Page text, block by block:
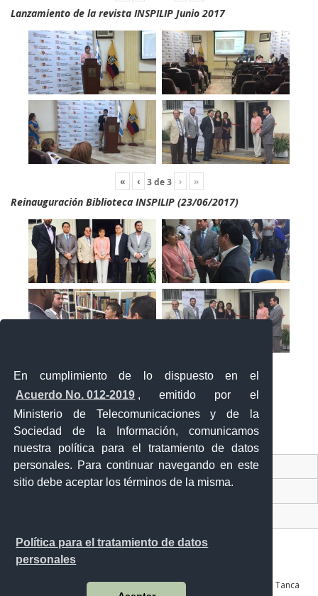
En cumplimiento de lo dispuesto en el
Acuerdo No. 012-2019 , emitido por el
Ministerio de Telecomunicaciones y de la
Sociedad de la Información, comunicamos
nuestra política para el tratamiento de datos
personales. Para continuar navegando en este
sitio debe aceptar los términos de la misma.
Política para el tratamiento de datos
personales
Lanzamiento de la revista INSPILIP Junio 2017
« ‹ 3de3 › »
Reinauguración Biblioteca INSPILIP (23/06/2017)
Contacto Ciudadano Digital
Av. Julián Coronel 905 entre Esmeraldas y José Mascote Av. Juan Tanca